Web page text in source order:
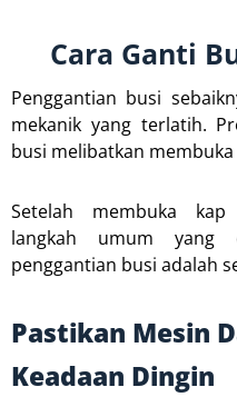
Cara Ganti
Penggantian busi
mekanik yang terlatih.
busi melibatkan
Setelah membuka kap
langkah umum yang
penggantian busi adalah
Pastikan Mesin
Keadaan Dingin